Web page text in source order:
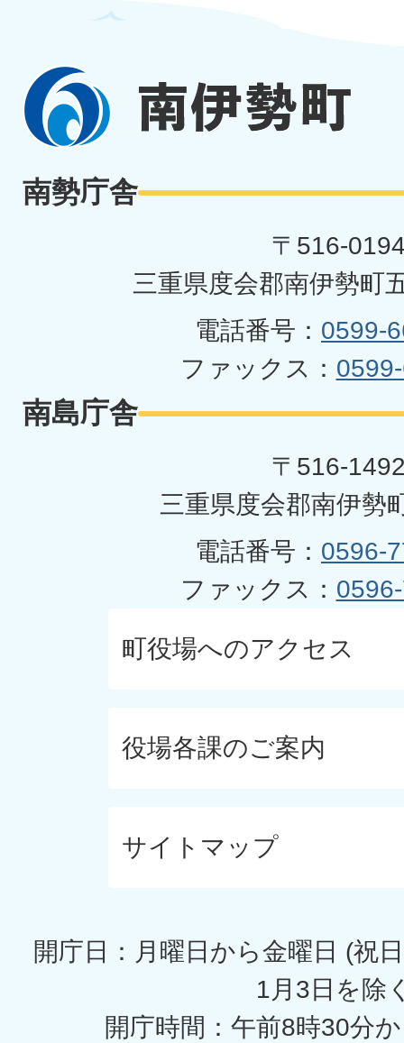
南勢庁舎
〒516-
三重県度会郡南伊勢町
電話番号： 0599-
ファックス：
南島庁舎
〒516-
三重県度会郡南伊勢
電話番号： 0596-
ファックス：
町役場へのアクセス
役場各課のご案内
サイトマップ
開庁日：月曜日から金曜日 (祝
1月3日を除
開庁時間：午前8時30分